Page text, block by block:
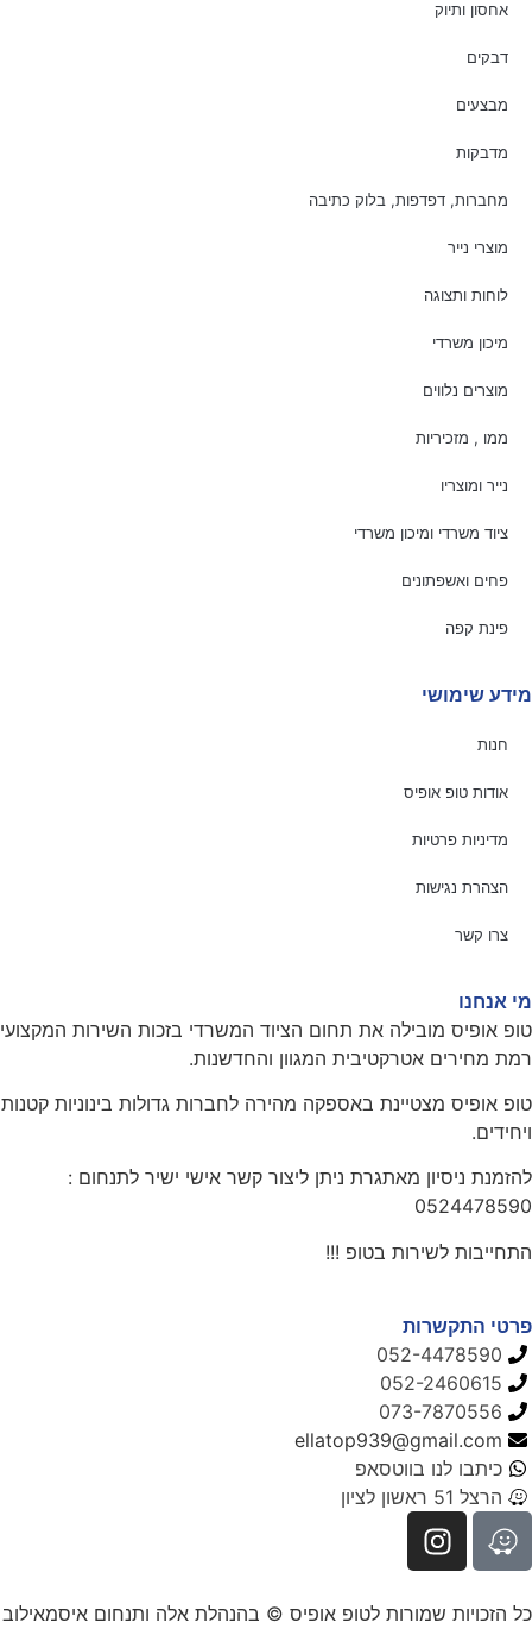
אחסון ותיוק
דבקים
מבצעים
מדבקות
מחברות, דפדפות, בלוק כתיבה
מוצרי נייר
לוחות ותצוגה
מיכון משרדי
מוצרים נלווים
ממו , מזכיריות
נייר ומוצריו
ציוד משרדי ומיכון משרדי
פחים ואשפתונים
פינת קפה
מידע שימושי
חנות
אודות טופ אופיס
מדיניות פרטיות
הצהרת נגישות
צרו קשר
מי אנחנו
טופ אופיס מובילה את תחום הציוד המשרדי בזכות השירות המקצועי
רמת מחירים אטרקטיבית המגוון והחדשנות.
טופ אופיס מצטיינת באספקה מהירה לחברות גדולות בינוניות קטנות
ויחידים.
להזמנת ניסיון מאתגרת ניתן ליצור קשר אישי ישיר לתנחום :
0524478590
התחייבות לשירות בטופ !!!
פרטי התקשרות
052-4478590
052-2460615
073-7870556
ellatop939@gmail.com
כיתבו לנו בווטסאפ
הרצל 51 ראשון לציון
כל הזכויות שמורות לטופ אופיס © בהנהלת אלה ותנחום איסמאילוב